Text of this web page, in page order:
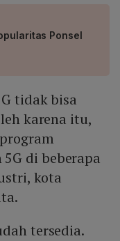
Ponsel
tidak bisa
karena itu,
di beberapa
kota
tersedia.